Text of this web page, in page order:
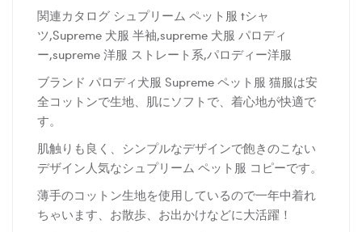
関連カタログ シュプリーム ペット服 tシャ
ツ,Supreme 犬服 半袖,supreme 犬服 パロディ
ー,supreme 洋服 ストレート系,パロディー洋服
ブランド パロディ犬服 Supreme ペット服 猫服は安
全コットンで生地、肌にソフトで、着心地が快適で
す。
肌触りも良く、シンプルなデザインで飽きのこない
デザイン人気なシュプリーム ペット服 コピーです。
薄手のコットン生地を使用しているので一年中着れ
ちゃいます、お散歩、お出かけなどに大活躍！